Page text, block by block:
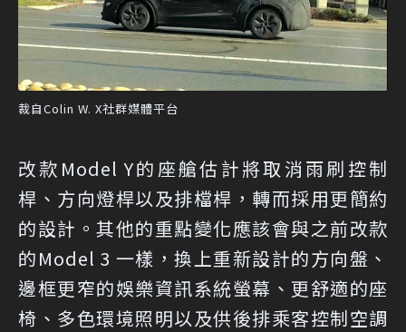
裁自Colin W. X社群媒體平台
改款Model Y的座艙估計將取消雨刷控制
桿、方向燈桿以及排檔桿，轉而採用更簡約
的設計。其他的重點變化應該會與之前改款
的Model 3 一樣，換上重新設計的方向盤、
邊框更窄的娛樂資訊系統螢幕、更舒適的座
椅、多色環境照明以及供後排乘客控制空調